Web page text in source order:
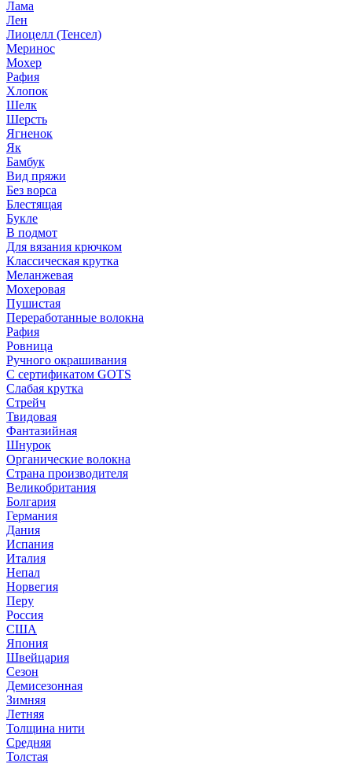
Лама
Лен
Лиоцелл (Тенсел)
Меринос
Мохер
Рафия
Хлопок
Шелк
Шерсть
Ягненок
Як
Бамбук
Вид пряжи
Без ворса
Блестящая
Букле
В подмот
Для вязания крючком
Классическая крутка
Меланжевая
Мохеровая
Пушистая
Переработанные волокна
Рафия
Ровница
Ручного окрашивания
С сертификатом GOTS
Слабая крутка
Стрейч
Твидовая
Фантазийная
Шнурок
Органические волокна
Страна производителя
Великобритания
Болгария
Германия
Дания
Испания
Италия
Непал
Норвегия
Перу
Россия
США
Япония
Швейцария
Сезон
Демисезонная
Зимняя
Летняя
Толщина нити
Средняя
Толстая